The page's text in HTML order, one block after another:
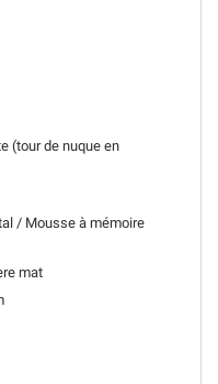
(tour de nuque en
/ Mousse à mémoire
mat